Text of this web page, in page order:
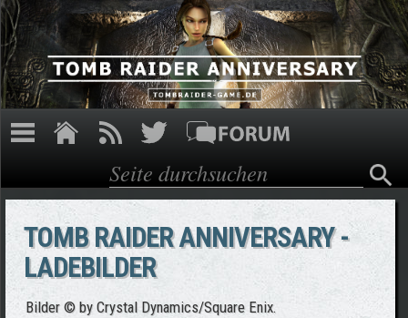
Direkt zum Inhalt
Suchformular
Suche
TOMB RAIDER ANNIVERSARY -
LADEBILDER
Bilder © by Crystal Dynamics/Square Enix.